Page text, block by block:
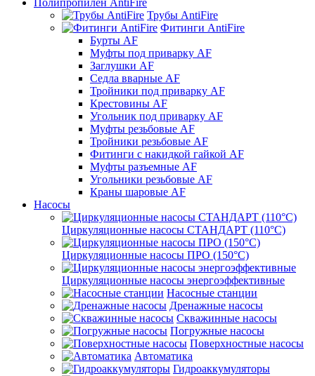
Полипропилен AntiFire
Трубы AntiFire
Фитинги AntiFire
Бурты AF
Муфты под приварку AF
Заглушки AF
Седла вварные AF
Тройники под приварку AF
Крестовины AF
Угольник под приварку AF
Муфты резьбовые AF
Тройники резьбовые AF
Фитинги с накидкой гайкой AF
Муфты разъемные AF
Угольники резьбовые AF
Краны шаровые AF
Насосы
Циркуляционные насосы СТАНДАРТ (110°C)
Циркуляционные насосы ПРО (150°C)
Циркуляционные насосы энергоэффективные
Насосные станции
Дренажные насосы
Скважинные насосы
Погружные насосы
Поверхностные насосы
Автоматика
Гидроаккумуляторы